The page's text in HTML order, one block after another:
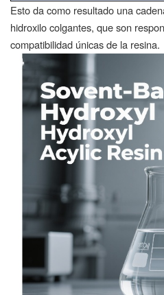
Esto da como resultado una
hidroxilo colgantes, que son
compatibilidad únicas de la resina.